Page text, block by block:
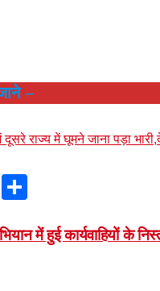
–
राज्य में घूमने जाना पड़ा
F
ar
में हुई कार्यवाहियों के